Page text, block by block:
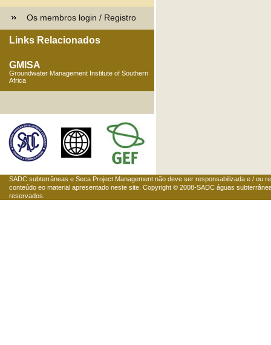
Os membros login / Registro
Links Relacionados
GMISA
Groundwater Management Institute of Southern
Africa
SADC subterrâneas e Seca Project Management não deve ser responsabilizada e / ou
conteúdo eo material apresentado neste site. Copyright © 2008-SADC águas
reservados.